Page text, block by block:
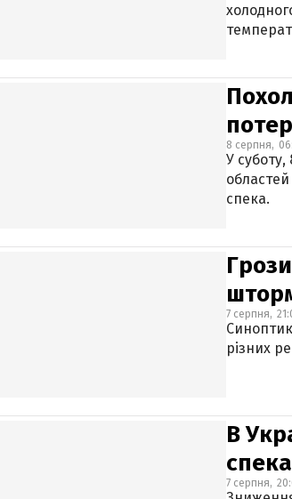
8 серпня,
У
спека.
7 серпня,
різних
В
спека
7 серпня,